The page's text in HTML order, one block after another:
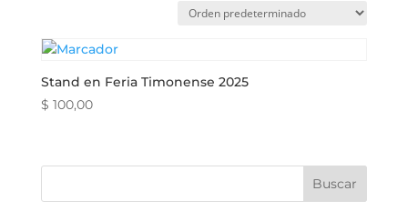
Stand en Feria Timonense 2025
$ 100,00
Buscar